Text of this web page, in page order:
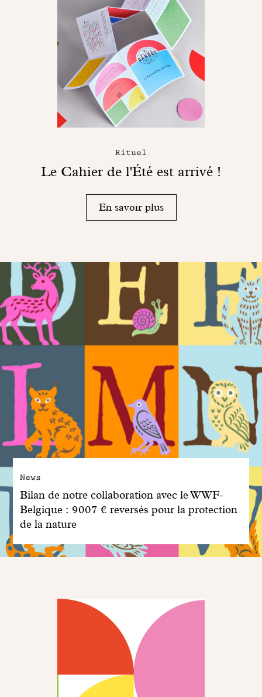
Rituel
Le Cahier de l'Été est arrivé !
En savoir plus
News
Bilan de notre collaboration avec le WWF-
Belgique : 9007 € reversés pour la protection
de la nature